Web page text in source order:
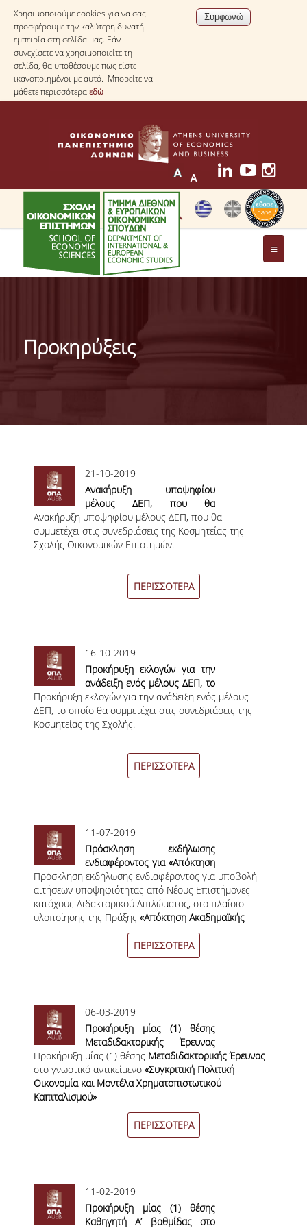
Χρησιμοποιούμε cookies για να σας
προσφέρουμε την καλύτερη δυνατή
εμπειρία στη σελίδα μας. Εάν
συνεχίσετε να χρησιμοποιείτε τη
σελίδα, θα υποθέσουμε πως είστε
ικανοποιημένοι με αυτό. Μπορείτε να
μάθετε περισσότεραεδώ
ΤΟ ΤΜΗΜΑ
ΓΕΝΙΚΕΣ ΠΛΗΡΟΦΟΡΙΕΣ
ΔΙΟΙΚΗΣΗ ΤΟΥ ΤΜΗΜΑΤΟΣ
TESTIMONIALS ΑΠΟΦΟΙΤΩΝ
ΑΝΘΡΩΠΙΝΟ ΔΥΝΑΜΙΚΟ
ΜΕΛΗ ΔΕΠ
ΕΝΤΕΤΑΛΜΕΝΟΙ ΔΙΔΑΣΚΟΝΤΕΣ
ΔΙΟΙΚΗΤΙΚΟ ΠΡΟΣΩΠΙΚΟ
ΕΡΓΑΣΤΗΡΙΑΚΟ ΠΡΟΣΩΠΙΚΟ
ΜΗΤΡΩΟ ΓΝΩΣΤΙΚΩΝ ΑΝΤΙΚΕΙΜΕΝΩΝ
ΤΜΗΜΑΤΟΣ
ΜΗΤΡΩΑ ΜΕΛΩΝ ΤΜΗΜΑΤΟΣ
ΟΙΚΟΝΟΜΙΚΑ ΜΕ ΔΙΕΘΝΗ ΔΙΑΣΤΑΣΗ
ΔΙΕΠΙΣΤΗΜΟΝΙΚΟΤΗΤΑ
ΣΥΝΕΙΣΦΟΡΑ ΚΑΘΗΓΗΤΩΝ
ΠΑΙΔΑΓΩΓΙΚΗ ΦΙΛΟΣΟΦΙΑ
ΤΕΧΝΟΛΟΓΙΚΗ ΕΝΣΩΜΑΤΩΣΗ
ΑΓΓΛΙΚΑ
ΙΣΟΤΗΤΑ ΦΥΛΩΝ
ΑΠΟΤΕΛΕΣΜΑΤΑ ΣΤΑΔΙΟΔΡΟΜΙΑΣ
ΠΡΟΓΡΑΜΜΑ ΣΠΟΥΔΩΝ
Προκηρύξεις
21-10-2019
Ανακήρυξη υποψηφίου
μέλους ΔΕΠ, που θα
συμμετέχει στις συνεδριάσεις
της Κοσμητείας της Σχολής
Οικονομικών Επιστημών.
Ανακήρυξη υποψηφίου μέλους ΔΕΠ, που θα
συμμετέχει στις συνεδριάσεις της Κοσμητείας της
Σχολής Οικονομικών Επιστημών.
ΠΕΡΙΣΣΟΤΕΡΑ
16-10-2019
Προκήρυξη εκλογών για την
ανάδειξη ενός μέλους ΔΕΠ, το
οποίο θα συμμετέχει στις
συνεδριάσεις της Κοσμητείας
της Σχολής.
Προκήρυξη εκλογών για την ανάδειξη ενός μέλους
ΔΕΠ, το οποίο θα συμμετέχει στις συνεδριάσεις της
Κοσμητείας της Σχολής.
ΠΕΡΙΣΣΟΤΕΡΑ
11-07-2019
Πρόσκληση εκδήλωσης
ενδιαφέροντος για «Απόκτηση
Ακαδημαϊκής Διδακτικής
Εμπειρίας σε Νέους
Επιστήμονες Κατόχους
Διδακτορικού 2019–2020 στο
Οικονομικό Πανεπιστήμιο
Πρόσκληση εκδήλωσης ενδιαφέροντος για υποβολή
αιτήσεων υποψηφιότητας από Νέους Επιστήμονες
κατόχους Διδακτορικού Διπλώματος, στο πλαίσιο
υλοποίησης της Πράξης «Απόκτηση Ακαδημαϊκής
Διδακτικής Εμπειρίας σε Νέους Επιστήμονες Κατόχους
Διδακτορικού 2019–2020 στο Οικονομικό
Πανεπιστήμιο Αθηνών»
ΠΕΡΙΣΣΟΤΕΡΑ
06-03-2019
Προκήρυξη μίας (1) θέσης
Μεταδιδακτορικής Έρευνας
στο γνωστικό αντικείμενο
«Συγκριτική Πολιτική
Οικονομία και Μοντέλα
Χρηματοπιστωτικού
Καπιταλισμού»
Προκήρυξη μίας (1) θέσης Μεταδιδακτορικής Έρευνας
στο γνωστικό αντικείμενο «Συγκριτική Πολιτική
Οικονομία και Μοντέλα Χρηματοπιστωτικού
Καπιταλισμού»
ΠΕΡΙΣΣΟΤΕΡΑ
11-02-2019
Προκήρυξη μίας (1) θέσης
Καθηγητή Α’ βαθμίδας στο
Σελίδες